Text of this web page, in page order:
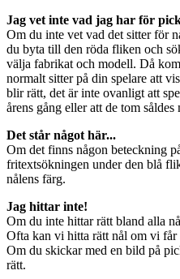
Jag vet inte vad jag har för
Om du inte vet vad det sitter för
du byta till den röda fliken och
välja fabrikat och modell. Då
normalt sitter på din spelare att
blir rätt, det är inte ovanligt att
årens gång eller att de tom såldes
Det står något här...
Om det finns någon beteckning
fritextsökningen under den blå
nålens färg.
Jag hittar inte!
Om du inte hittar rätt bland alla
Ofta kan vi hitta rätt nål om vi
Om du skickar med en bild på
rätt.